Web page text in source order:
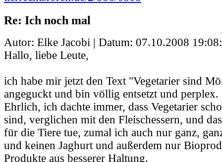
Re: Ich noch mal
Autor: Elke Jacobi | Datum: 07.10.2008
Hallo, liebe Leute,
ich habe mir jetzt den Text "Vegetarier sind
angeguckt und bin völlig entsetzt und perplex.
Ehrlich, ich dachte immer, dass Vegetarier
sind, verglichen mit den Fleischessern, und
für die Tiere tue, zumal ich auch nur ganz,
und keinen Jaghurt und außerdem nur
Produkte aus besserer Haltung.